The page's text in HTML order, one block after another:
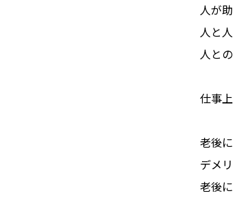
人が
人と
人と
仕事
老後
デメ
老後